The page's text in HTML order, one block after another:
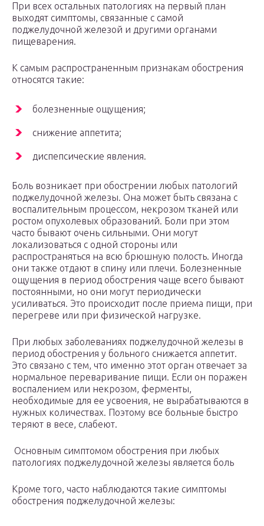
При всех остальных патологиях на первый план
выходят симптомы, связанные с самой
поджелудочной железой и другими органами
пищеварения.
К самым распространенным признакам обострения
относятся такие:
болезненные ощущения;
снижение аппетита;
диспепсические явления.
Боль возникает при обострении любых патологий
поджелудочной железы. Она может быть связана с
воспалительным процессом, некрозом тканей или
ростом опухолевых образований. Боли при этом
часто бывают очень сильными. Они могут
локализоваться с одной стороны или
распространяться на всю брюшную полость. Иногда
они также отдают в спину или плечи. Болезненные
ощущения в период обострения чаще всего бывают
постоянными, но они могут периодически
усиливаться. Это происходит после приема пищи, при
перегреве или при физической нагрузке.
При любых заболеваниях поджелудочной железы в
период обострения у больного снижается аппетит.
Это связано с тем, что именно этот орган отвечает за
нормальное переваривание пищи. Если он поражен
воспалением или некрозом, ферменты,
необходимые для ее усвоения, не вырабатываются в
нужных количествах. Поэтому все больные быстро
теряют в весе, слабеют.
Основным симптомом обострения при любых
патологиях поджелудочной железы является боль
Кроме того, часто наблюдаются такие симптомы
обострения поджелудочной железы: